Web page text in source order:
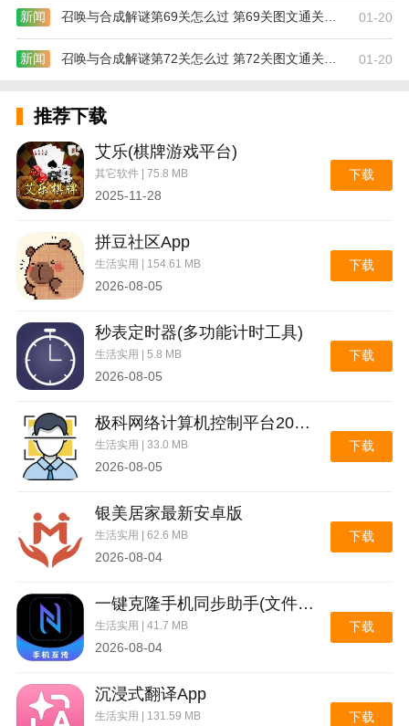
专属的阅读资源。
2.进度跟踪，你的整体阅读情况等。可以在应用中全面
各种无良广告。
4、历史记录，通过自己的实时阅读记录等。，还要掌
新闻 召唤与合成解谜第69关怎么过 第69关图文通关攻略 01-20
新闻 召唤与合成解谜第72关怎么过 第72关图文通关攻略 01-20
推荐下载
艾乐(棋牌游戏平台)
其它软件 | 75.8 MB
2025-11-28
下载
拼豆社区App
生活实用 | 154.61 MB
2026-08-05
下载
秒表定时器(多功能计时工具)
生活实用 | 5.8 MB
2026-08-05
下载
极科网络计算机控制平台2026官方最新版本
生活实用 | 33.0 MB
2026-08-05
下载
银美居家最新安卓版
生活实用 | 62.6 MB
2026-08-04
下载
一键克隆手机同步助手(文件极速互传)
生活实用 | 41.7 MB
2026-08-04
下载
沉浸式翻译App
生活实用 | 131.59 MB 下载